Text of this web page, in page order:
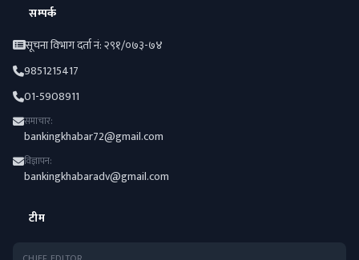
सम्पर्क
सूचना विभाग दर्ता नं: २९१/०७३-७४
9851215417
01-5908911
समाचार:
bankingkhabar72@gmail.com
विज्ञापन:
bankingkhabaradv@gmail.com
टीम